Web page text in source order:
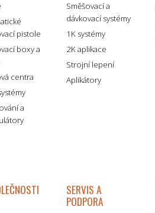
pistole
boxy a
centra
a
Směšovací a
dávkovací systémy
1K systémy
2K aplikace
Strojní lepení
Aplikátory
SERVIS A
PODPORA